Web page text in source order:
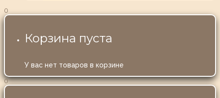
0
Корзина пуста
У вас нет товаров в корзине
0